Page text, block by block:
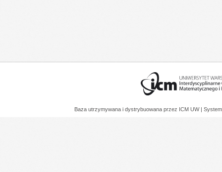
Baza utrzymywana i dystrybuowana przez ICM UW |